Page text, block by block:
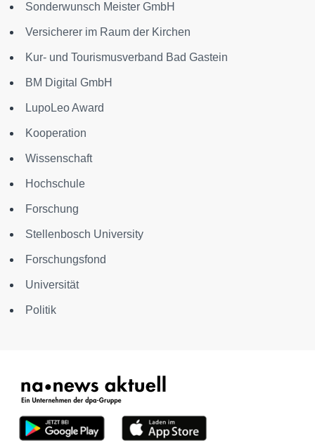
Sonderwunsch Meister GmbH
Versicherer im Raum der Kirchen
Kur- und Tourismusverband Bad Gastein
BM Digital GmbH
LupoLeo Award
Kooperation
Wissenschaft
Hochschule
Forschung
Stellenbosch University
Forschungsfond
Universität
Politik